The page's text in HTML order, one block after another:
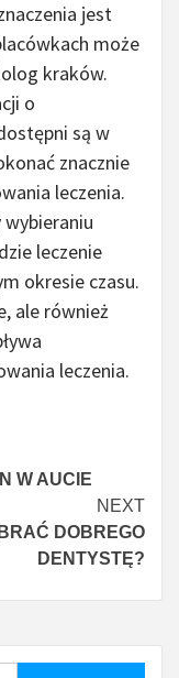
jest
może
kraków.
o
są w
znacznie
leczenia.
leczenie
okresie czasu.
ale również
leczenia.
W AUCIE
NEXT
DOBREGO
DENTYSTĘ?